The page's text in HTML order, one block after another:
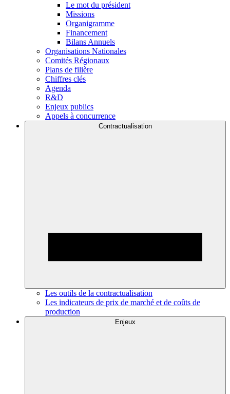
Le mot du président
Missions
Organigramme
Financement
Bilans Annuels
Organisations Nationales
Comités Régionaux
Plans de filière
Chiffres clés
Agenda
R&D
Enjeux publics
Appels à concurrence
Contractualisation
Les outils de la contractualisation
Les indicateurs de prix de marché et de coûts de
production
Enjeux